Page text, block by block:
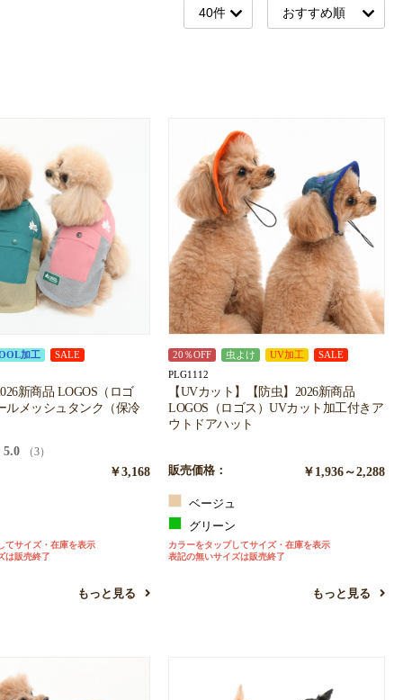
加工 SALE
新商品 LOGOS（ロゴ
ルメッシュタンク（保冷
（3）
￥3,168
てサイズ・在庫を表示
は販売終了
もっと見る
20％OFF 虫よけ UV加工 SALE
PLG1112
【UVカット】【防虫】2026新商品
LOGOS（ロゴス）UVカット加工付きア
ウトドアハット
販売価格： ￥1,936～2,288
ベージュ
グリーン
カラーをタップしてサイズ・在庫を表示
表記の無いサイズは販売終了
もっと見る